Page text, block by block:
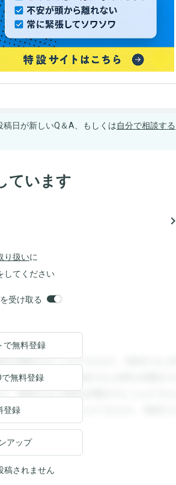
日が新しいQ＆A、もしくは自分で相談する
ています
navigate_next
り扱いに
してください
受け取る
を閲覧することができます。登録すると回
とができます。登録すると回答を閲覧する
。登録すると回答を閲覧することができま
回答を閲覧することができます。登録する
で無料登録
で無料登録
登録
アップ
稿されません